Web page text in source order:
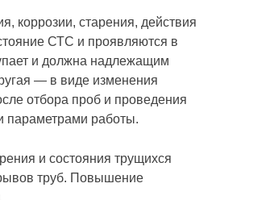
коррозии, старения, действия
СТС и проявляются в
и должна надлежащим
— в виде изменения
отбора проб и проведения
параметрами работы.
и состояния трущихся
труб. Повышение